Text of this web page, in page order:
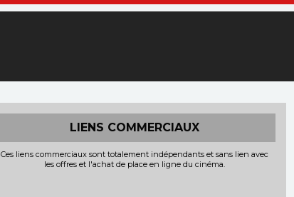
LIENS COMMERCIAUX
Ces liens commerciaux sont totalement indépendants et sans lien avec
les offres et l'achat de place en ligne du cinéma.